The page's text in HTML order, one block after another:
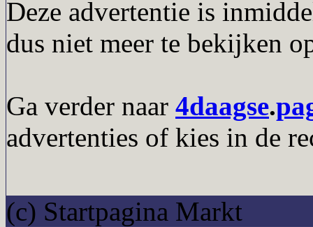
Deze advertentie is
dus niet meer te bekijken
Ga verder naar 4daagse.
advertenties of kies in de
(c) Startpagina Markt